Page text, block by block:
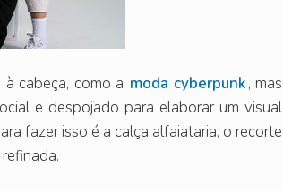
cabeça, como a moda cyberpunk, mas
e despojado para elaborar um visual
fazer isso é a calça alfaiataria, o recorte